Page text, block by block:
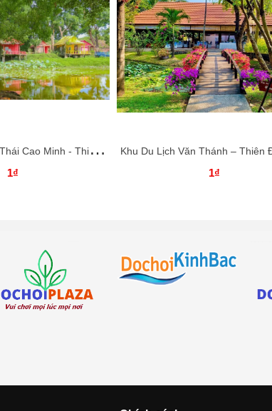
K
hu Du Lịch Sinh Thái Cao Minh - Thiên Đường Nghỉ Dưỡng Giữa Lòng Đồng Nai
1₫ 1₫